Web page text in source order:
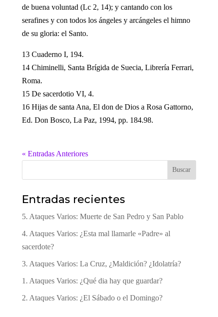
de buena voluntad (Lc 2, 14); y cantando con los
serafines y con todos los ángeles y arcángeles el himno
de su gloria: el Santo.
13 Cuaderno I, 194.
14 Chiminelli, Santa Brígida de Suecia, Librería Ferrari,
Roma.
15 De sacerdotio VI, 4.
16 Hijas de santa Ana, El don de Dios a Rosa Gattorno,
Ed. Don Bosco, La Paz, 1994, pp. 184.98.
« Entradas Anteriores
Buscar
Entradas recientes
5. Ataques Varios: Muerte de San Pedro y San Pablo
4. Ataques Varios: ¿Esta mal llamarle «Padre» al
sacerdote?
3. Ataques Varios: La Cruz, ¿Maldición? ¿Idolatría?
1. Ataques Varios: ¿Qué dia hay que guardar?
2. Ataques Varios: ¿El Sábado o el Domingo?